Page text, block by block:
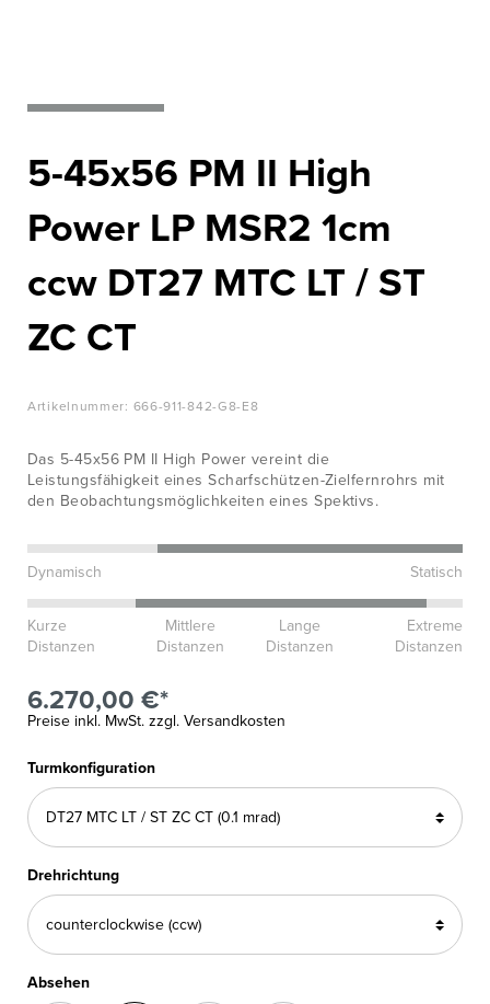
KARRIERE
5-45x56 PM II High
Power LP MSR2 1cm
ccw DT27 MTC LT / ST
ZC CT
Artikelnummer: 666-911-842-G8-E8
Das 5-45x56 PM II High Power vereint die
Leistungsfähigkeit eines Scharfschützen-Zielfernrohrs mit
den Beobachtungsmöglichkeiten eines Spektivs.
Dynamisch Statisch
Kurze
Distanzen
Mittlere
Distanzen
Lange
Distanzen
Extreme
Distanzen
6.270,00 €*
Preise inkl. MwSt. zzgl. Versandkosten
Turmkonfiguration
Drehrichtung
Absehen